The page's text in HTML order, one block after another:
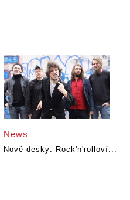
News
Nové desky: Rock'n'rolloví...